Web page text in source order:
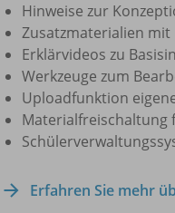
Hinweise zur
Zusatzmaterialien mit
Erklärvideos zu
Werkzeuge zum
Uploadfunktion
Materialfreischaltung
Erfahren Sie mehr